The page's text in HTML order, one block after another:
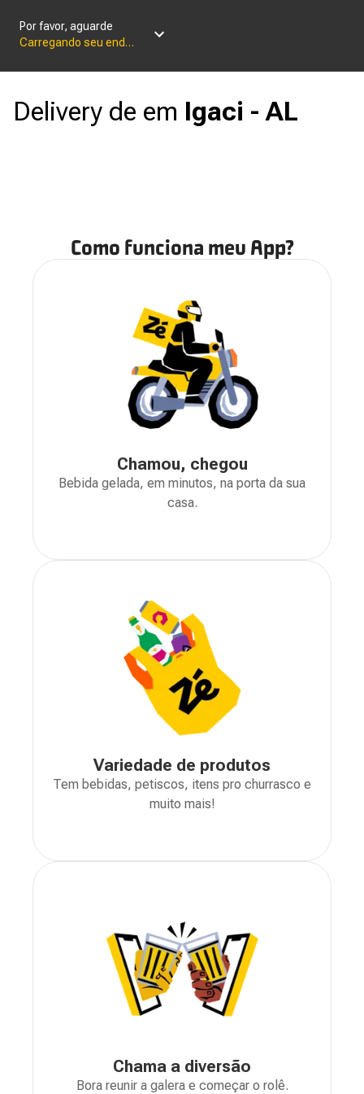
Por favor, aguarde
Carregando seu endereço
Delivery de em Igaci - AL
Como funciona meu App?
Chamou, chegou
Bebida gelada, em minutos, na porta da sua
casa.
Variedade de produtos
Tem bebidas, petiscos, itens pro churrasco e
muito mais!
Chama a diversão
Bora reunir a galera e começar o rolê.